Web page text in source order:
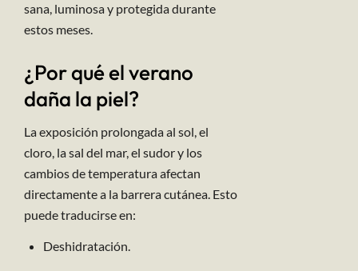
sana, luminosa y protegida durante
estos meses.
¿Por qué el verano
daña la piel?
La exposición prolongada al sol, el
cloro, la sal del mar, el sudor y los
cambios de temperatura afectan
directamente a la barrera cutánea. Esto
puede traducirse en:
Deshidratación.